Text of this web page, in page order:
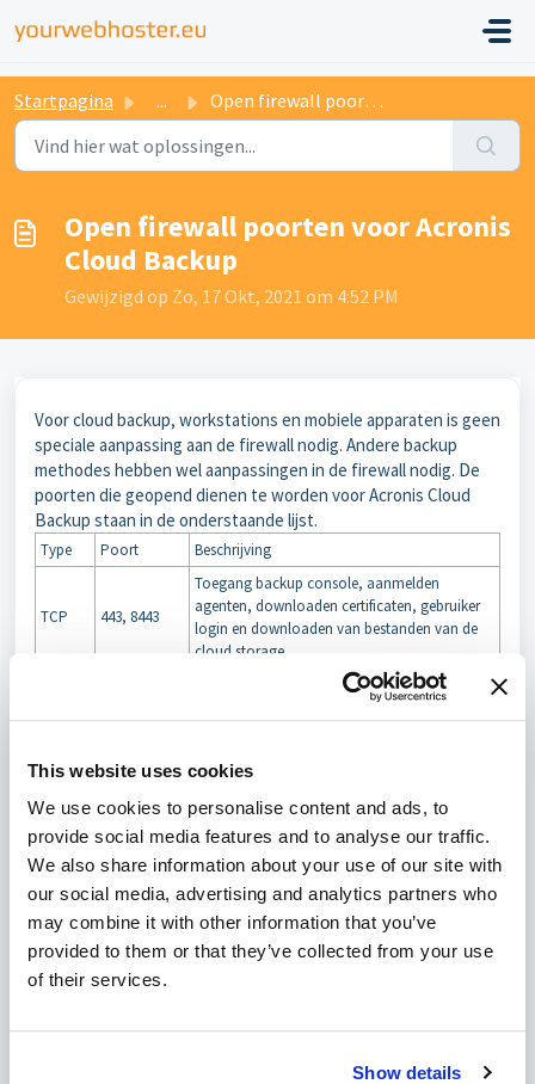
This website uses cookies
We use cookies to personalise content and ads, to
provide social media features and to analyse our traffic.
We also share information about your use of our site with
our social media, advertising and analytics partners who
may combine it with other information that you’ve
provided to them or that they’ve collected from your use
of their services.
Show details
Startpagina ... Open firewall poorten voor Acronis Cloud Backup
Open firewall poorten voor Acronis
Cloud Backup
Gewijzigd op Zo, 17 Okt, 2021 om 4:52 PM
Voor cloud backup, workstations en mobiele apparaten is geen
speciale aanpassing aan de firewall nodig. Andere backup
methodes hebben wel aanpassingen in de firewall nodig. De
poorten die geopend dienen te worden voor Acronis Cloud
Backup staan in de onderstaande lijst.
Type Poort Beschrijving
TCP 443, 8443
Toegang backup console, aanmelden
agenten, downloaden certificaten, gebruiker
login en downloaden van bestanden van de
cloud storage.
Communicatie tussen componenten
TCP
443, 902
Toegang tot vCenter Server en ESX(i) hosts
TCP
44445 Dataoverdracht van backups.
443, 44445
en 55556
Maken van backups naar de cloud.
TCP 6109 Active Protection
Als je meer informatie zoekt, dan kan je hiervoor terecht bij de
officiële documentatie voor Acronis Cloud Backup